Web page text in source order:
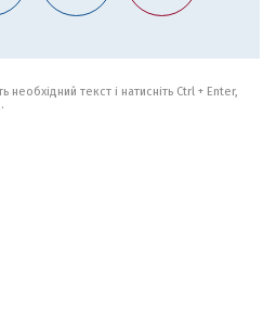
необхідний текст і натисніть Ctrl + Enter,